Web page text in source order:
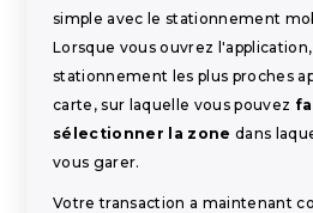
simple avec le stationnement
Lorsque vous ouvrez
stationnement les plus proches
carte, sur laquelle vous pouvez
sélectionner la zone dans
vous garer.
Votre transaction a maintenant